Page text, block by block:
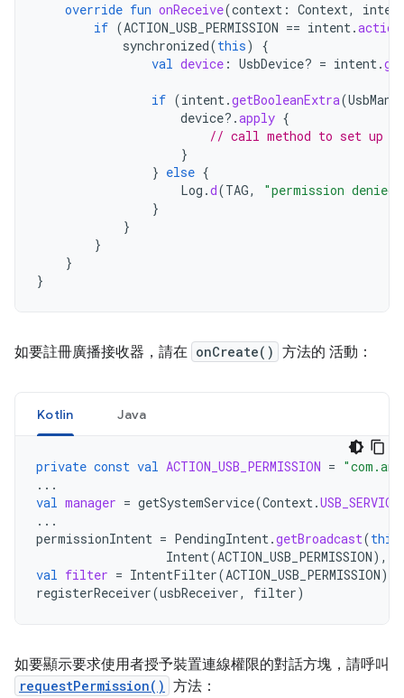
override fun onReceive(context : Context,
if (ACTION_USB_PERMISSION == intent.action
synchronized(this)
{
val device : UsbDevice? = intent.
if (intent.getBooleanExtra(
device?.apply {
// call method to set up
}
} else {
Log .d(TAG,
"permission
}
}
}
}
}
如要註冊廣播接收器，請在 onCreate() 方法的 活動：
Kotlin Java
private const val ACTION_USB_PERMISSION =
...
val manager = getSystemService(Context.USB_SERVICE
...
permissionIntent = PendingIntent.getBroadcast(this
Intent(ACTION_USB_PERMISSION),
val filter = IntentFilter(ACTION_USB_PERMISSION)
registerReceiver(usbReceiver, filter)
如要顯示要求使用者授予裝置連線權限的對話方塊，請呼叫
requestPermission() 方法：